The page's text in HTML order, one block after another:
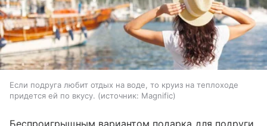
Если подруга любит отдых на воде, то круиз на теплоходе
придется ей по вкусу.
источник: Magnific